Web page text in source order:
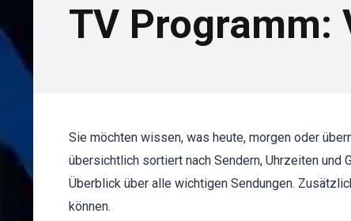
TV Programm:
Sie möchten wissen, was heute, morgen oder
übersichtlich sortiert nach Sendern, Uhrzeiten und
Überblick über alle wichtigen Sendungen.
können.